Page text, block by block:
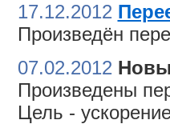
17.12.2012
Произведён
07.02.2012
Произведены
Цель -